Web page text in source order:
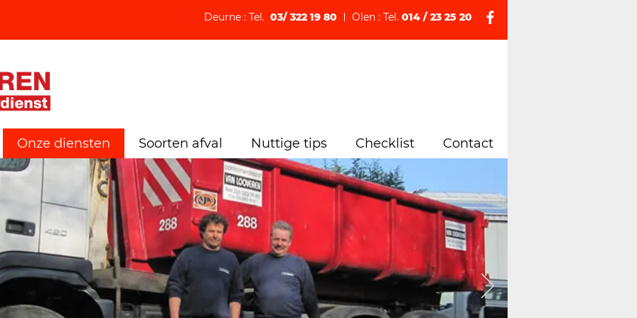
Deurne : Tel. 03/ 322 19 80 Olen : Tel. 014 / 23 25 20
Onze diensten Soorten afval Nuttige tips Checklist Contact